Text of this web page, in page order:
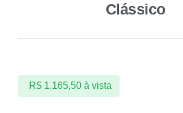
Clássico
R$1.165,50 à vista